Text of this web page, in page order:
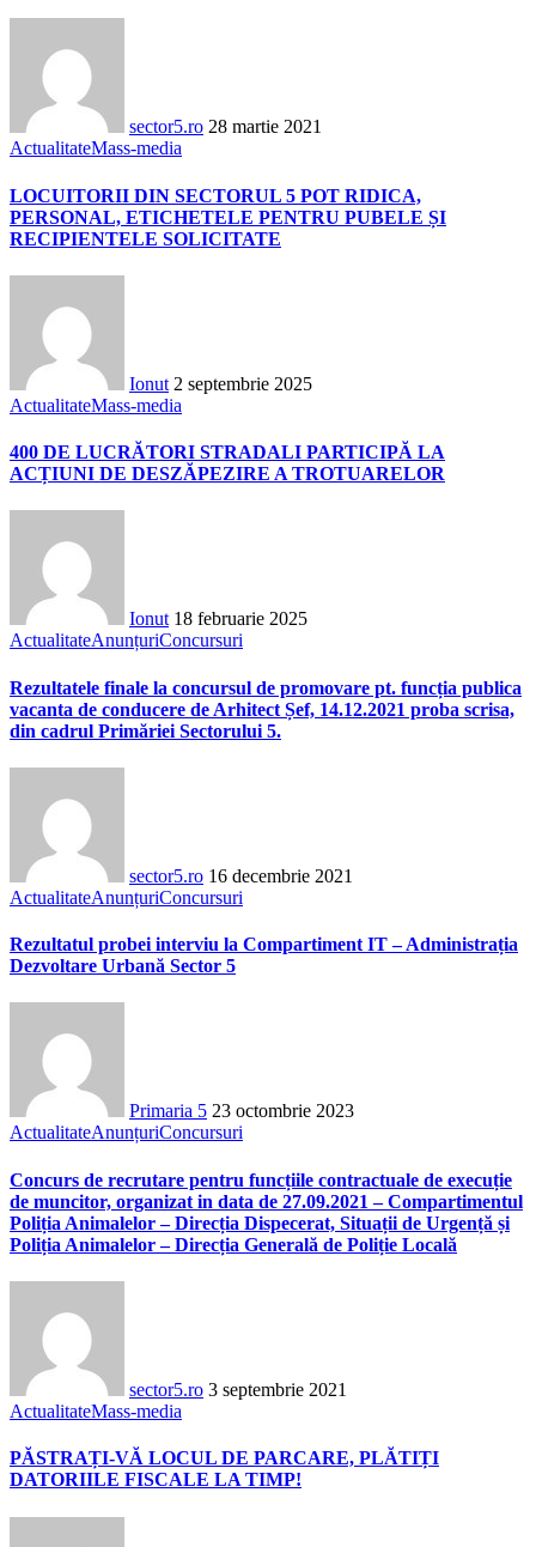
sector5.ro 28 martie 2021
ActualitateMass-media
LOCUITORII DIN SECTORUL 5 POT RIDICA,
PERSONAL, ETICHETELE PENTRU PUBELE ȘI
RECIPIENTELE SOLICITATE
Ionut 2 septembrie 2025
ActualitateMass-media
400 DE LUCRĂTORI STRADALI PARTICIPĂ LA
ACȚIUNI DE DESZĂPEZIRE A TROTUARELOR
Ionut 18 februarie 2025
ActualitateAnunțuriConcursuri
Rezultatele finale la concursul de promovare pt. funcția publica
vacanta de conducere de Arhitect Șef, 14.12.2021 proba scrisa,
din cadrul Primăriei Sectorului 5.
sector5.ro 16 decembrie 2021
ActualitateAnunțuriConcursuri
Rezultatul probei interviu la Compartiment IT – Administrația
Dezvoltare Urbană Sector 5
Primaria 5 23 octombrie 2023
ActualitateAnunțuriConcursuri
Concurs de recrutare pentru funcțiile contractuale de execuție
de muncitor, organizat in data de 27.09.2021 – Compartimentul
Poliția Animalelor – Direcția Dispecerat, Situații de Urgență și
Poliția Animalelor – Direcția Generală de Poliție Locală
sector5.ro 3 septembrie 2021
ActualitateMass-media
PĂSTRAȚI-VĂ LOCUL DE PARCARE, PLĂTIȚI
DATORIILE FISCALE LA TIMP!